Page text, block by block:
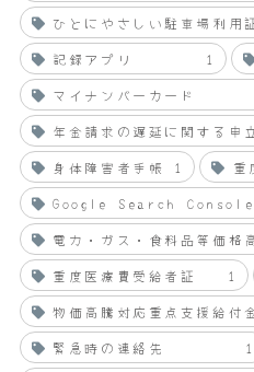
ひとにやさしい駐車場利用
記録アプリ
1
マイナンバーカード
年金請求の遅延に関する申
身体障害者手帳
1 重
Google Search Console
電力・ガス・食料品等価格
重度医療費受給者証
1
物価高騰対応重点支援給付
緊急時の連絡先
1